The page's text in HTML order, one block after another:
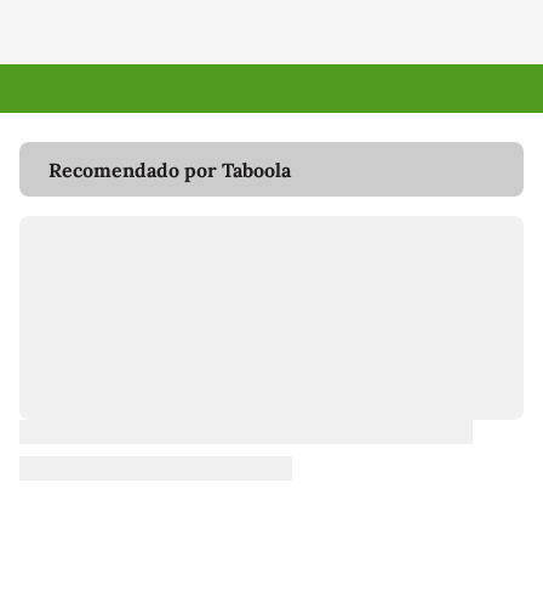
Recomendado por Taboola